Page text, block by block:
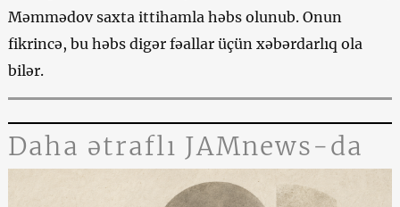
Məmmədov saxta ittihamla həbs olunub. Onun
fikrincə, bu həbs digər fəallar üçün xəbərdarlıq ola
bilər.
Daha ətraflı JAMnews-da